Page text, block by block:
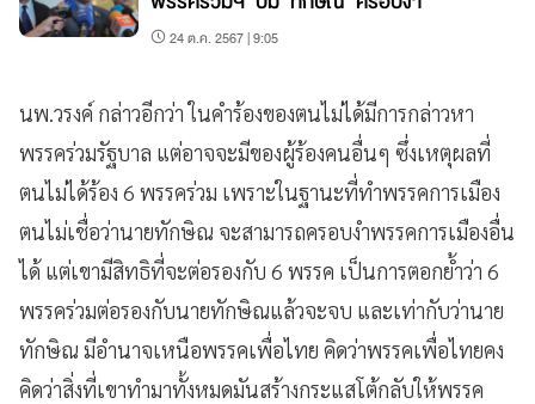
24 ต.ค. 2567 | 9:05
นพ.วรงค์ กล่าวอีกว่า ในคำร้องของตนไม่ได้มีการกล่าวหา
พรรคร่วมรัฐบาล แต่อาจจะมีของผู้ร้องคนอื่นๆ ซึ่งเหตุผลที่
ตนไม่ได้ร้อง 6 พรรคร่วม เพราะในฐานะที่ทำพรรคการเมือง
ตนไม่เชื่อว่านายทักษิณ จะสามารถครอบงำพรรคการเมืองอื่น
ได้ แต่เขามีสิทธิที่จะต่อรองกับ 6 พรรค เป็นการตอกย้ำว่า 6
พรรคร่วมต่อรองกับนายทักษิณแล้วจะจบ และเท่ากับว่านาย
ทักษิณ มีอำนาจเหนือพรรคเพื่อไทย คิดว่าพรรคเพื่อไทยคง
คิดว่าสิ่งที่เขาทำมาทั้งหมดมันสร้างกระแสโต้กลับให้พรรค